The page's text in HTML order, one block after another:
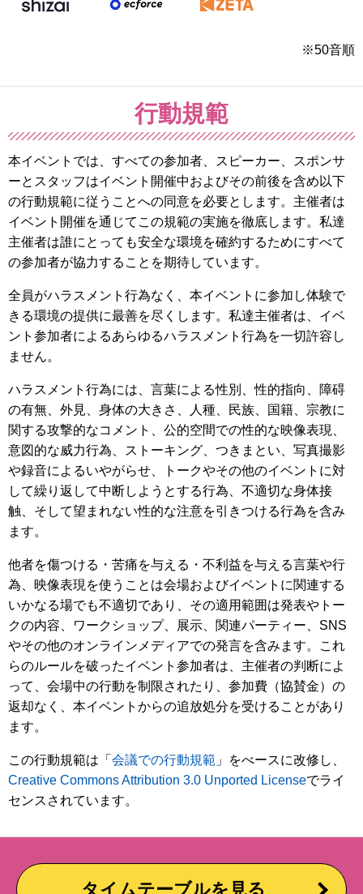
※50音順
行動規範
本イベントでは、すべての参加者、スピーカー、スポンサ
ーとスタッフはイベント開催中およびその前後を含め以下
の行動規範に従うことへの同意を必要とします。主催者は
イベント開催を通じてこの規範の実施を徹底します。私達
主催者は誰にとっても安全な環境を確約するためにすべて
の参加者が協力することを期待しています。
全員がハラスメント行為なく、本イベントに参加し体験で
きる環境の提供に最善を尽くします。私達主催者は、イベ
ント参加者によるあらゆるハラスメント行為を一切許容し
ません。
ハラスメント行為には、言葉による性別、性的指向、障碍
の有無、外見、身体の大きさ、人種、民族、国籍、宗教に
関する攻撃的なコメント、公的空間での性的な映像表現、
意図的な威力行為、ストーキング、つきまとい、写真撮影
や録音によるいやがらせ、トークやその他のイベントに対
して繰り返して中断しようとする行為、不適切な身体接
触、そして望まれない性的な注意を引きつける行為を含み
ます。
他者を傷つける・苦痛を与える・不利益を与える言葉や行
為、映像表現を使うことは会場およびイベントに関連する
いかなる場でも不適切であり、その適用範囲は発表やトー
クの内容、ワークショップ、展示、関連パーティー、SNS
やその他のオンラインメディアでの発言を含みます。これ
らのルールを破ったイベント参加者は、主催者の判断によ
って、会場中の行動を制限されたり、参加費（協賛金）の
返却なく、本イベントからの追放処分を受けることがあり
ます。
この行動規範は「 会議での行動規範 」をべースに改修し、
Creative Commons Attribution 3.0 Unported Licenseでライ
センスされています。
タイムテーブルを見る